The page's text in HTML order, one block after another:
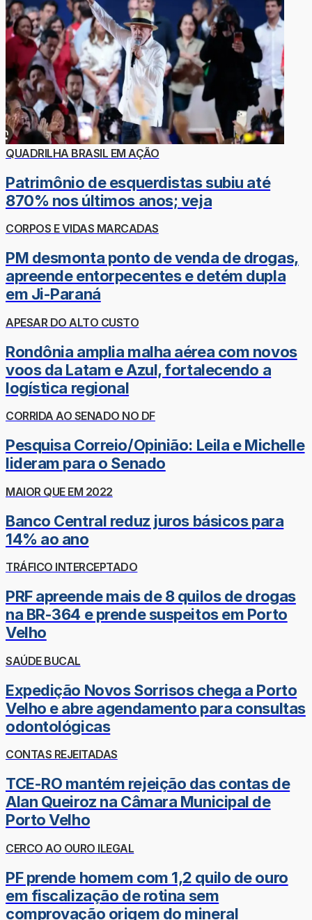
QUADRILHA BRASIL EM AÇÃO
Patrimônio de esquerdistas subiu até
870% nos últimos anos; veja
CORPOS E VIDAS MARCADAS
PM desmonta ponto de venda de drogas,
apreende entorpecentes e detém dupla
em Ji-Paraná
APESAR DO ALTO CUSTO
Rondônia amplia malha aérea com novos
voos da Latam e Azul, fortalecendo a
logística regional
CORRIDA AO SENADO NO DF
Pesquisa Correio/Opinião: Leila e Michelle
lideram para o Senado
MAIOR QUE EM 2022
Banco Central reduz juros básicos para
14% ao ano
TRÁFICO INTERCEPTADO
PRF apreende mais de 8 quilos de drogas
na BR-364 e prende suspeitos em Porto
Velho
SAÚDE BUCAL
Expedição Novos Sorrisos chega a Porto
Velho e abre agendamento para consultas
odontológicas
CONTAS REJEITADAS
TCE-RO mantém rejeição das contas de
Alan Queiroz na Câmara Municipal de
Porto Velho
CERCO AO OURO ILEGAL
PF prende homem com 1,2 quilo de ouro
em fiscalização de rotina sem
comprovação origem do mineral